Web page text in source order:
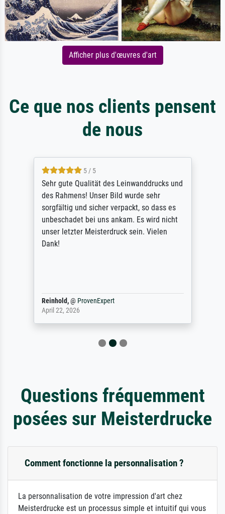
Afficher plus d'œuvres d'art
Ce que nos clients pensent
de nous
5 / 5
Sehr gute Qualität des Leinwanddrucks und
des Rahmens! Unser Bild wurde sehr
sorgfältig und sicher verpackt, so dass es
unbeschadet bei uns ankam. Es wird nicht
unser letzter Meisterdruck sein. Vielen
Dank!
Reinhold,@ ProvenExpert
April 22, 2026
Questions fréquemment
posées sur Meisterdrucke
Comment fonctionne la personnalisation ?
La personnalisation de votre impression d'art chez
Meisterdrucke est un processus simple et intuitif qui vous